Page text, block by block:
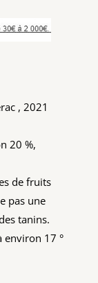
, 2021
20 %,
de fruits
pas une
tanins.
environ 17 °